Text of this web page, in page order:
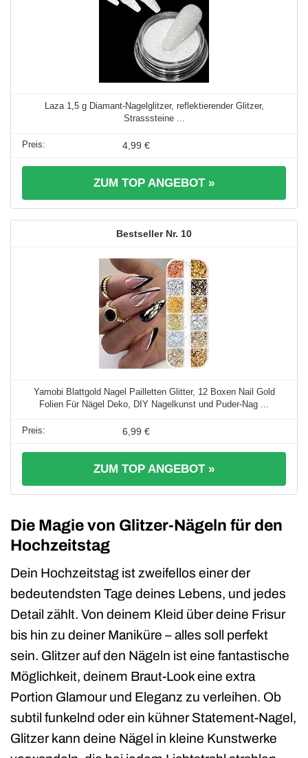
Laza 1,5 g Diamant-Nagelglitzer, reflektierender Glitzer,
Strasssteine ...
4,99 €
ZUM TOP ANGEBOT »
10
Yamobi Blattgold Nagel Pailletten Glitter, 12 Boxen Nail Gold
Folien Für Nägel Deko, DIY Nagelkunst und Puder-Nag ...
6,99 €
ZUM TOP ANGEBOT »
Die Magie von Glitzer-Nägeln für den
Hochzeitstag
Dein Hochzeitstag ist zweifellos einer der
bedeutendsten Tage deines Lebens, und jedes
Detail zählt. Von deinem Kleid über deine Frisur
bis hin zu deiner Maniküre – alles soll perfekt
sein. Glitzer auf den Nägeln ist eine fantastische
Möglichkeit, deinem Braut-Look eine extra
Portion Glamour und Eleganz zu verleihen. Ob
subtil funkelnd oder ein kühner Statement-Nagel,
Glitzer kann deine Nägel in kleine Kunstwerke